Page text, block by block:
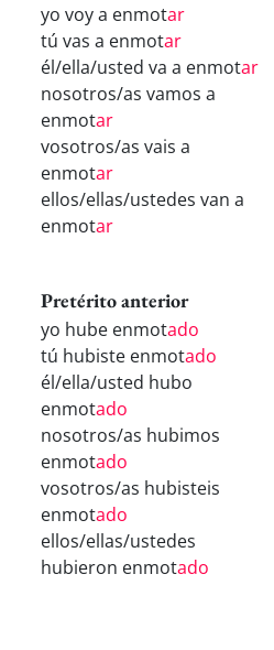
yo voy a enmotar
tú vas a enmotar
él/ella/usted va a enmotar
nosotros/as vamos a
enmotar
vosotros/as vais a
enmotar
ellos/ellas/ustedes van a
enmotar
Pretérito anterior
yo hube enmotado
tú hubiste enmotado
él/ella/usted hubo
enmotado
nosotros/as hubimos
enmotado
vosotros/as hubisteis
enmotado
ellos/ellas/ustedes
hubieron enmotado